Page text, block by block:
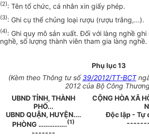
(2): Tên tổ chức, cá nhân xin giấy phép.
(3): Ghi cụ thể chủng loại rượu (rượu trắng,...).
(4): Ghi quy mô sản xuất. Đối với làng nghề
nghề, số lượng thành viên tham gia làng nghề.
Phụ lục 13
(Kèm theo Thông tư số39/2012/TT-BCT
2012 của Bộ Công
UBND TỈNH, THÀNH
PHỐ...
UBND QUẬN, HUYỆN....
PHÒNG …………….(1)
-------
CỘNG HÒA XÃ
Độc lập - Tự